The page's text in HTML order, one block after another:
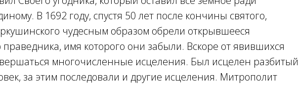
В 1692 году, спустя 50 лет после кончины святого,
чудесным образом обрели открывшееся
имя которого они забыли. Вскоре от явившихся
многочисленные исцеления. Был исцелен разбитый
за этим последовали и другие исцеления. Митрополит